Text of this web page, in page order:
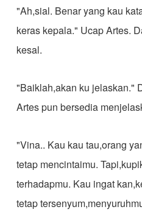
"Ah,sial. Benar yang kau
keras kepala." Ucap Artes.
kesal.
"Baiklah,akan ku jelaskan."
Artes pun bersedia
"Vina.. Kau kau tau,orang
tetap mencintaimu.
terhadapmu. Kau ingat
tetap